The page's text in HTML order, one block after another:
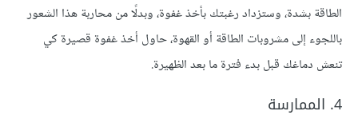
الطاقة بشدة، وستزداد رغبتك بأخذ غفوة، وبدلًا من محاربة هذا الشعور
باللجوء إلى مشروبات الطاقة أو القهوة، حاول أخذ غفوة قصيرة كي
تنعش دماغك قبل بدء فترة ما بعد الظهيرة.
4. الممارسة